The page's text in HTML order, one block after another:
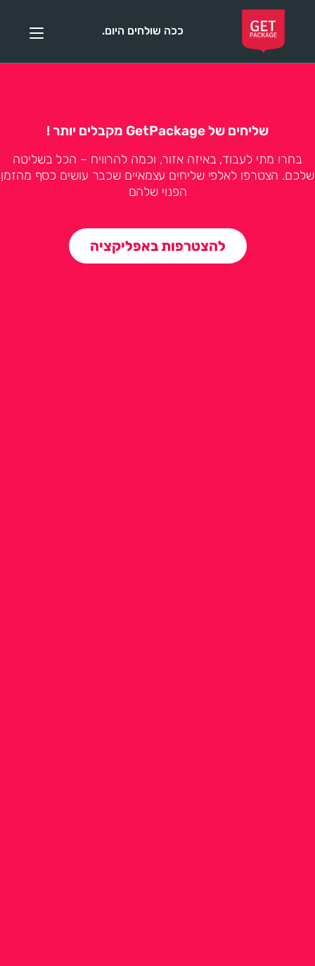
ככה שולחים היום.
שליחים של GetPackage מקבלים יותר !
בחרו מתי לעבוד, באיזה אזור, וכמה להרוויח – הכל בשליטה
שלכם. הצטרפו לאלפי שליחים עצמאיים שכבר עושים כסף מהזמן
הפנוי שלהם
להצטרפות באפליקציה